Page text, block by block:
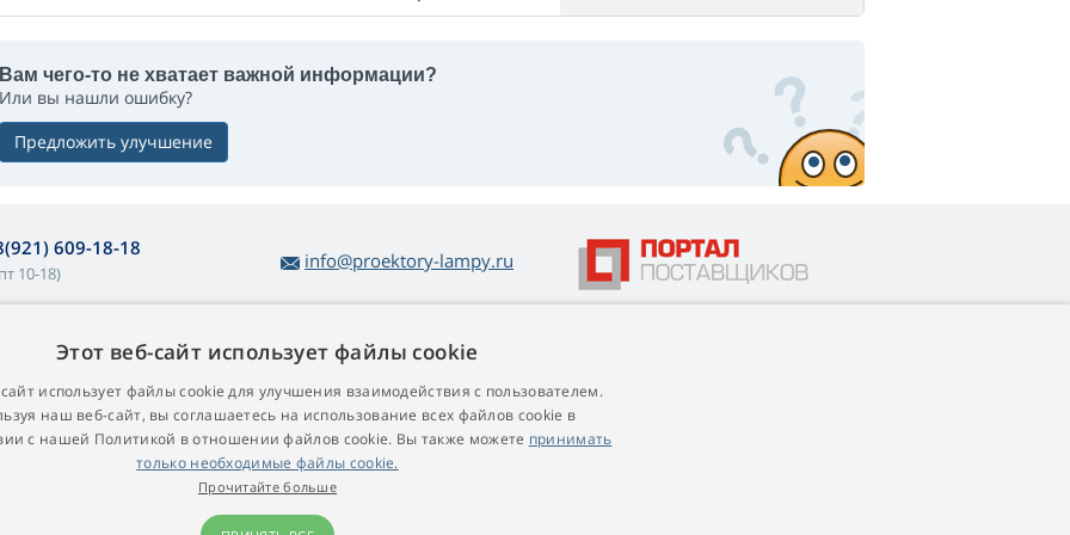
Вам чего-то не хватает важной информации?
Или вы нашли ошибку?
Предложить улучшение
609-18-18
10-18)
info@proektory-lampy.ru
покупке ламп
оферта
возврат товара
условия
лампы для
О компании
Контакт
Этот веб-сайт использует файлы cookie
использует файлы cookie для улучшения взаимодействия с пользователем.
наш веб-сайт, вы соглашаетесь на использование всех файлов cookie в
с нашей Политикой в ​​отношении файлов cookie. Вы также можете принимать
только необходимые файлы cookie.
Прочитайте больше